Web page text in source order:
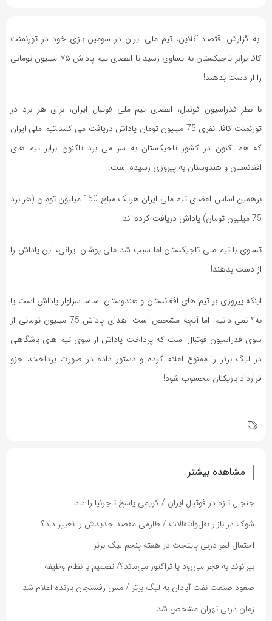
به گزارش اقتصاد آنلاین، تیم ملی ایران در سومین بازی خود در تورنمنت
کافا برابر تاجیکستان به تساوی رسید تا اعضای تیم پاداش ۷۵ میلیون تومانی
را از دست بدهند!
با نظر فدراسیون فوتبال، اعضای تیم ملی فوتبال ایران، برای هر برد در
تورنمنت کافا، نفری 75 میلیون تومان پاداش دریافت می کنند.تیم ملی ایران
که هم اکنون در کشور تاجیکستان به سر می برد تاکنون برابر تیم های
افغانستان و هندوستان به پیروزی رسیده است.
برهمین اساس اعضای تیم ملی ایران هریک مبلغ 150 میلیون تومان (هر برد
75 میلیون تومان) پاداش دریافت کرده اند.
تساوی با تیم ملی تاجیکستان اما سبب شد ملی پوشان ایرانی، این پاداش را
از دست بدهند!
اینکه پیروزی بر تیم های افغانستان و هندوستان اساسا سزاوار پاداش است یا
نه؟ نمی دانیم! اما آنچه مشخص است اهدای پاداش 75 میلیون تومانی از
سوی فدراسیون فوتبال است که پرداخت پاداش از سوی تیم های باشگاهی
در لیگ برتر را ممنوع اعلام کرده و دستور داده در صورت پرداخت، جزو
قرارداد بازیکنان محسوب شود!
مشاهده بیشتر
جنجال تازه در فوتبال ایران / کریمی پاسخ تاجرنیا را داد
شوک در بازار نقل‌وانتقالات / طارمی مقصد جدیدش را تغییر داد؟
احتمال لغو دربی پایتخت در هفته پنجم لیگ برتر
بیرانوند به فجر می‌رود یا تراکتور می‌ماند؟/ تصمیم با نظام وظیفه
صعود صنعت نفت آبادان به لیگ برتر / مس رفسنجان بازنده اعلام شد
زمان دربی تهران مشخص شد